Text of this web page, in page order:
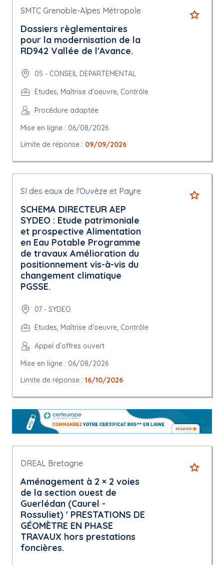
SMTC Grenoble-Alpes Métropole
Dossiers règlementaires
pour la modernisation de la
RD942 Vallée de l'Avance.
05 - CONSEIL DEPARTEMENTAL
Etudes, Maîtrise d'oeuvre, Contrôle
Procédure adaptée
Mise en ligne : 06/08/2026
Limite de réponse : 09/09/2026
SI des eaux de l'Ouvèze et Payre
SCHEMA DIRECTEUR AEP
SYDEO : Etude patrimoniale
et prospective Alimentation
en Eau Potable Programme
de travaux Amélioration du
positionnement vis-à-vis du
changement climatique
PGSSE.
07 - SYDEO
Etudes, Maîtrise d'oeuvre, Contrôle
Appel d'offres ouvert
Mise en ligne : 06/08/2026
Limite de réponse : 16/10/2026
DREAL Bretagne
Aménagement à 2 × 2 voies
de la section ouest de
Guerlédan (Caurel -
Rossuliet) ' PRESTATIONS DE
GÉOMÈTRE EN PHASE
TRAVAUX hors prestations
foncières.